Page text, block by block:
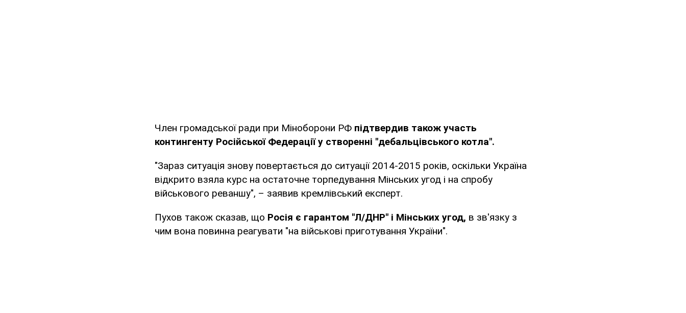
Член громадської ради при Міноборони РФ підтвердив також участь
контингенту Російської Федерації у створенні "дебальцівського котла".
"Зараз ситуація знову повертається до ситуації 2014-2015 років, оскільки Україна
відкрито взяла курс на остаточне торпедування Мінських угод і на спробу
військового реваншу", – заявив кремлівський експерт.
Пухов також сказав, що Росія є гарантом "Л/ДНР" і Мінських угод, в зв'язку з
чим вона повинна реагувати "на військові приготування України".